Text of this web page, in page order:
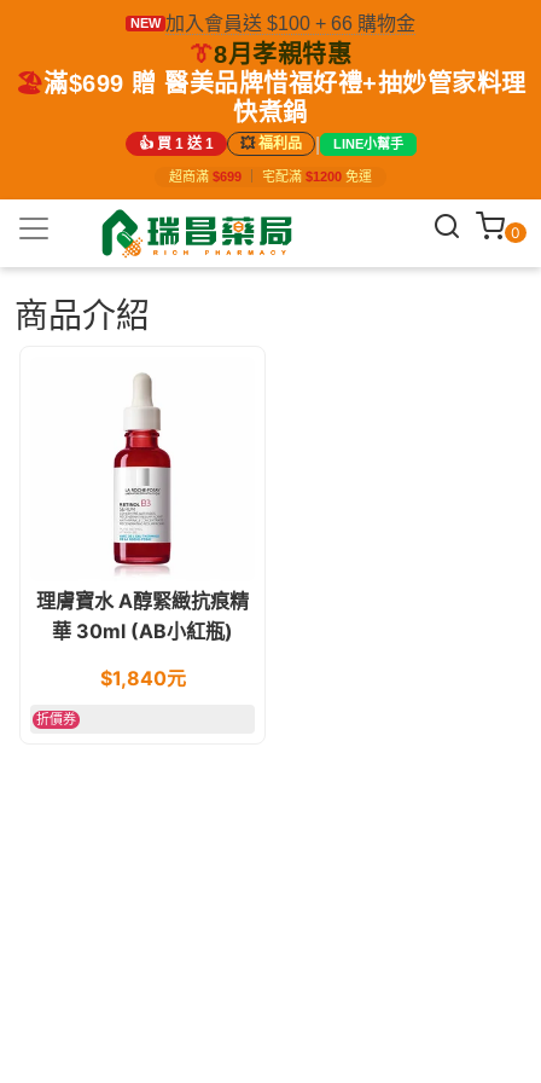
NEW 加入會員送 $100 + 66 購物金
👔8月孝親特惠
🏖️滿$699 贈 醫美品牌惜福好禮+抽妙管家料理
快煮鍋
👍 買 1 送 1 💥福利品 | LINE小幫手
超商滿 $699 宅配滿 $1200 免運
0
商品介紹
理膚寶水 A醇緊緻抗痕精
華 30ml (AB小紅瓶)
$1,840元
折價券